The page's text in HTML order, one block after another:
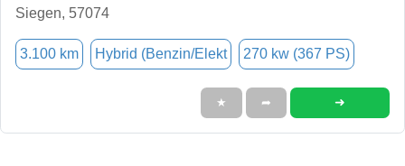
Siegen, 57074
3.100 km Hybrid (Benzin/Elekt 270 kw (367 PS)
★ ➦ ➜